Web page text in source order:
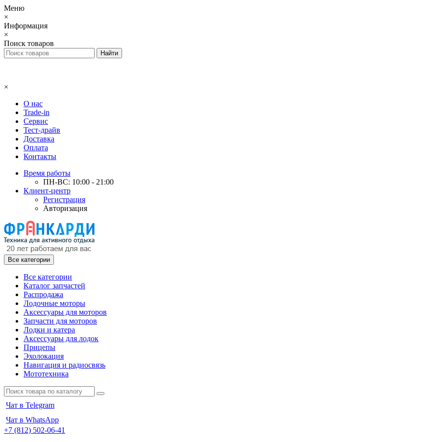
Меню
×
Информация
×
Поиск товаров
×
О нас
Trade-in
Сервис
Тест-драйв
Доставка
Оплата
Контакты
Время работы
ПН-ВС: 10:00 - 21:00
Клиент-центр
Регистрация
Авторизация
Все категории
Все категории
Каталог запчастей
Распродажа
Лодочные моторы
Аксессуары для моторов
Запчасти для моторов
Лодки и катера
Аксессуары для лодок
Прицепы
Эхолокация
Навигация и радиосвязь
Мототехника
Чат в Telegram
Чат в WhatsApp
+7 (812) 502-06-41